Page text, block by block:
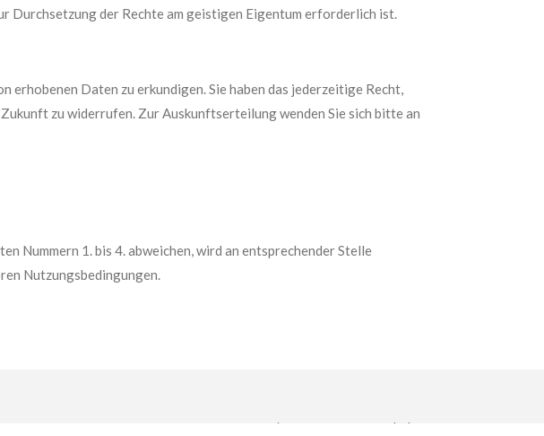
Durchsetzung der Rechte am geistigen Eigentum erforderlich ist.
erhobenen Daten zu erkundigen. Sie haben das jederzeitige Recht,
zu widerrufen. Zur Auskunftserteilung wenden Sie sich bitte an
Nummern 1. bis 4. abweichen, wird an entsprechender Stelle
Nutzungsbedingungen.
Mit Unterstützung von Webador